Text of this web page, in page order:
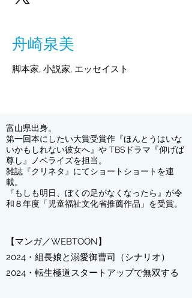
舟崎泉美
脚本家, 小説家, エッセイスト
富山県出身。
第一回本にしたい大賞受賞作『ほんとうはいな
いかもしれない彼女へ』や TBSドラマ『仰げば
尊し』ノベライズを担当。
雑誌『クリネタ』にてショートショートを連
載。
​『もしも明日、ぼくの足がなくなったら』が令
和８年度「児童福祉文化省推薦作品」を受賞。
【マンガ／WEBTOON】
2024・組長娘と溺愛御曹司​（シナリオ）
2024・転生極道スタートアップで無双する